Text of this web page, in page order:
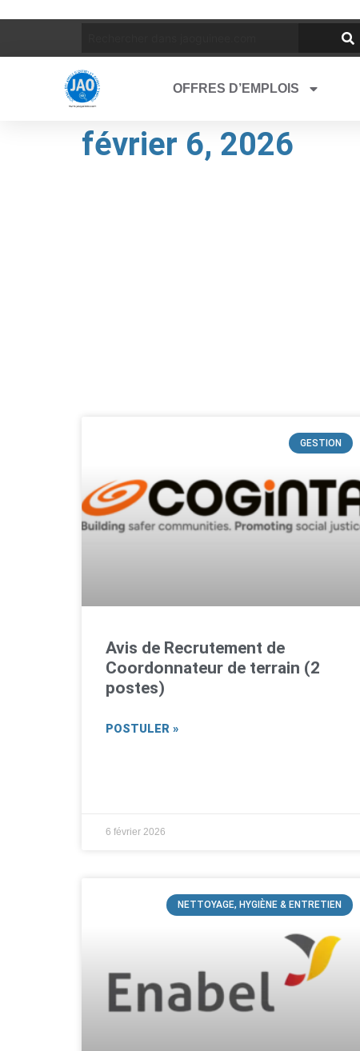
OFFRES D’EMPLOIS
février 6, 2026
GESTION
Avis de Recrutement de
Coordonnateur de terrain (2
postes)
POSTULER »
6 février 2026
NETTOYAGE, HYGIÈNE & ENTRETIEN